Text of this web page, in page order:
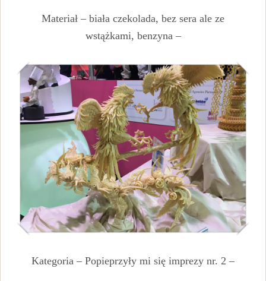
Materiał – biała czekolada, bez sera ale ze
wstążkami, benzyna –
Kategoria – Popieprzyły mi się imprezy nr. 2 –